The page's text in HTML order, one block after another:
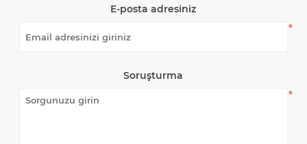
E-posta adresiniz
*
Soruşturma
*